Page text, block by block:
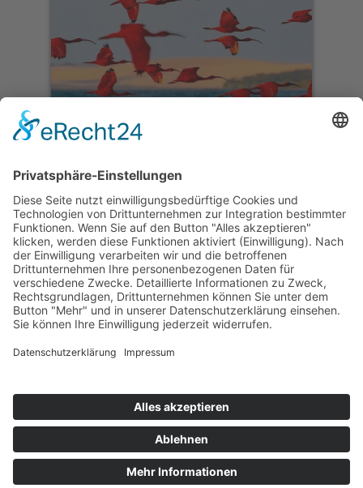
Jericoacora
Selbstfahrertour Route der
Emotionen
10 Tage ab São Luis/bis Fortaleza
ab 1.795,— €
Kontakt Newsletter AGB Datenschutz
Cookie Einstellungen